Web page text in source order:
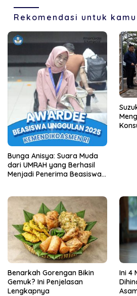
Rekomendasi untuk kamu
Bunga Anisya: Suara Muda
dari UMRAH yang Berhasil
Menjadi Penerima Beasiswa
Benarkah Gorengan Bikin
Gemuk? Ini Penjelasan
Lengkapnya
Ini 4